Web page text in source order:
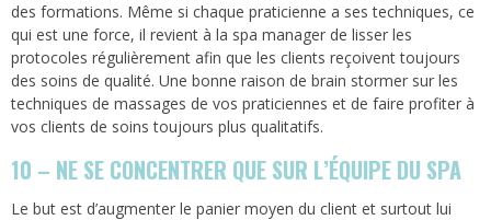
des formations. Même si chaque praticienne a ses techniques, ce
qui est une force, il revient à la spa manager de lisser les
protocoles régulièrement afin que les clients reçoivent toujours
des soins de qualité. Une bonne raison de brain stormer sur les
techniques de massages de vos praticiennes et de faire profiter à
vos clients de soins toujours plus qualitatifs.
10 – NE SE CONCENTRER QUE SUR L’ÉQUIPE DU SPA
Le but est d’augmenter le panier moyen du client et surtout lui